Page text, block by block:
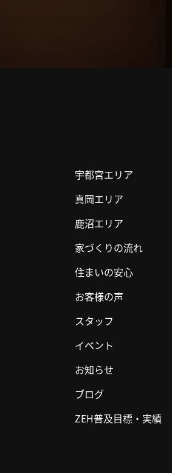
宇都宮エリア
真岡エリア
鹿沼エリア
家づくりの流れ
住まいの安心
お客様の声
スタッフ
イベント
お知らせ
ブログ
ZEH普及目標・実績